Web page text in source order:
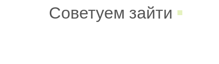
Советуем зайти